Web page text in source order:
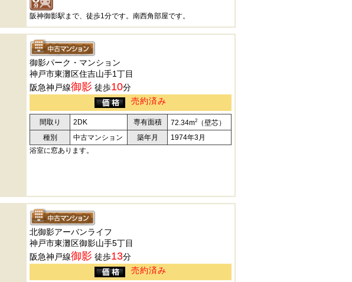
阪神御影駅まで、徒歩1分です。南西角部屋です。
御影パーク・マンション
神戸市東灘区住吉山手1丁目
阪急神戸線御影 徒歩10分
売約済み
間取り 2DK 専有面積 72.34m2
（壁芯）
種別
中古マンション 築年月
1974年3月
浴室に窓あります。
北御影アーバンライフ
神戸市東灘区御影山手5丁目
阪急神戸線御影 徒歩13分
売約済み